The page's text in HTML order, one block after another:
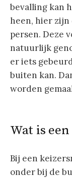
bevalling kan
heen, hier zijn
persen. Deze
natuurlijk
er iets
buiten kan.
worden
Wat is
Bij een
onder bij de